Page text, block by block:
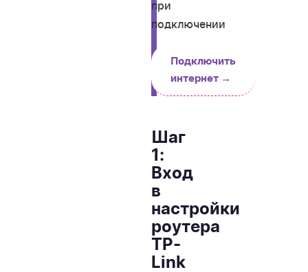
при
подключении
Подключить
интернет →
Шаг
1:
Вход
в
настройки
роутера
TP-
Link